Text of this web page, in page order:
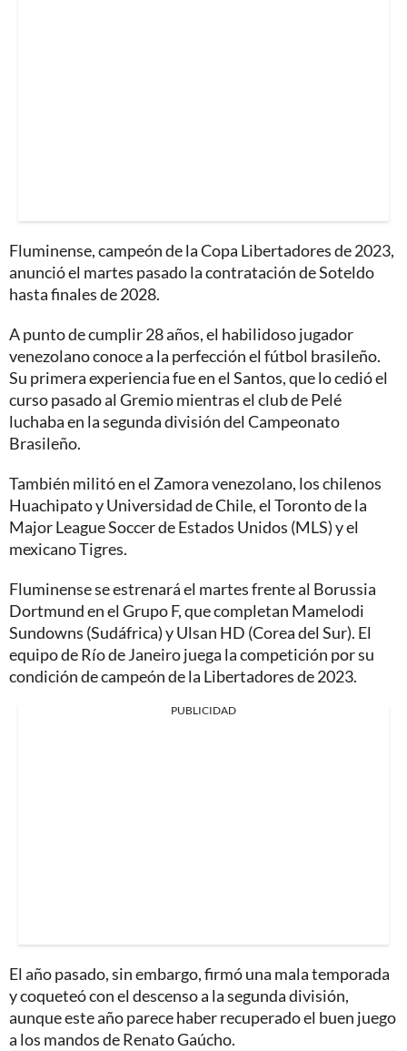
Fluminense, campeón de la Copa Libertadores de 2023,
anunció el martes pasado la contratación de Soteldo
hasta finales de 2028.
A punto de cumplir 28 años, el habilidoso jugador
venezolano conoce a la perfección el fútbol brasileño.
Su primera experiencia fue en el Santos, que lo cedió el
curso pasado al Gremio mientras el club de Pelé
luchaba en la segunda división del Campeonato
Brasileño.
También militó en el Zamora venezolano, los chilenos
Huachipato y Universidad de Chile, el Toronto de la
Major League Soccer de Estados Unidos (MLS) y el
mexicano Tigres.
Fluminense se estrenará el martes frente al Borussia
Dortmund en el Grupo F, que completan Mamelodi
Sundowns (Sudáfrica) y Ulsan HD (Corea del Sur). El
equipo de Río de Janeiro juega la competición por su
condición de campeón de la Libertadores de 2023.
PUBLICIDAD
El año pasado, sin embargo, firmó una mala temporada
y coqueteó con el descenso a la segunda división,
aunque este año parece haber recuperado el buen juego
a los mandos de Renato Gaúcho.